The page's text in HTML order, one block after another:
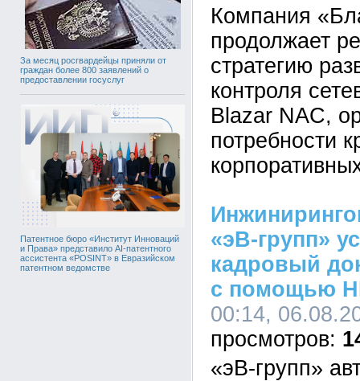
За месяц росгвардейцы приняли от
граждан более 800 заявлений о
предоставлении госуслуг
Патентное бюро «Институт Инноваций
и Права» представило AI-патентного
ассистента «POSINT» в Евразийском
патентном ведомстве
Компания
продолжает
стратегию
контроля
Blazar NAC,
потребности
«эВ-групп»
кадровый
с помощью
00:14,
«эВ-групп»